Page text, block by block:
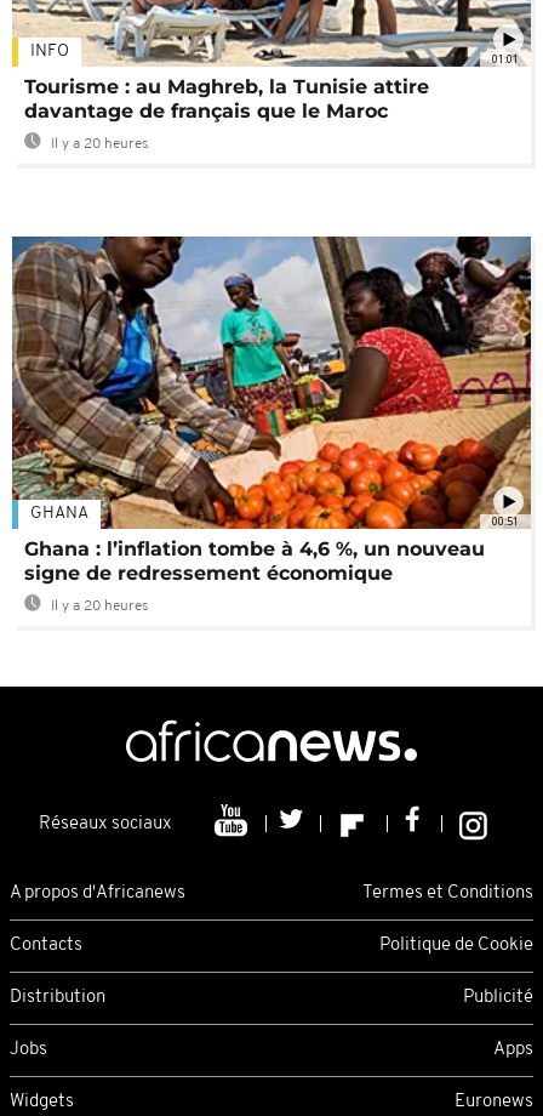
01:01
INFO
Tourisme : au Maghreb, la Tunisie attire
davantage de français que le Maroc
Il y a 20 heures
00:51
GHANA
Ghana : l’inflation tombe à 4,6 %, un nouveau
signe de redressement économique
Il y a 20 heures
Réseaux sociaux
A propos d'Africanews Termes et Conditions
Contacts Politique de Cookie
Distribution Publicité
Jobs Apps
Widgets Euronews